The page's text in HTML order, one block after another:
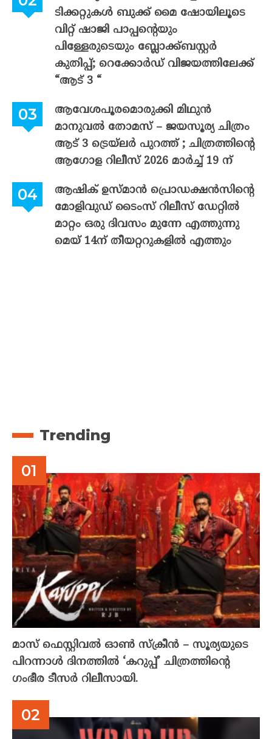
ടിക്കറ്റുകൾ ബുക്ക് മൈ ഷോയിലൂടെ
വിറ്റ് ഷാജി പാപ്പന്റെയും
പിള്ളേരുടെയും ബ്ലോക്ക്ബസ്റ്റർ
കുതിപ്പ്; റെക്കോർഡ് വിജയത്തിലേക്ക്
“ആട് 3 “
ആവേശപൂരമൊരുക്കി മിഥുൻ
മാനുവൽ തോമസ് – ജയസൂര്യ ചിത്രം
ആട് 3 ട്രെയ്‌ലർ പുറത്ത് ; ചിത്രത്തിന്റെ
ആഗോള റിലീസ് 2026 മാർച്ച് 19 ന്
ആഷിക് ഉസ്മാൻ പ്രൊഡക്ഷൻസിന്റെ
മോളിവുഡ് ടൈംസ് റിലീസ് ഡേറ്റിൽ
മാറ്റം ഒരു ദിവസം മുന്നേ എത്തുന്നു
മെയ് 14ന് തീയറ്ററുകളിൽ എത്തും
Trending
മാസ് ഫെസ്റ്റിവൽ ഓൺ സ്‌ക്രീൻ – സൂര്യയുടെ
പിറന്നാൾ ദിനത്തിൽ ‘കറുപ്പ്’ ചിത്രത്തിന്റെ
ഗംഭീര ടീസർ റിലീസായി.